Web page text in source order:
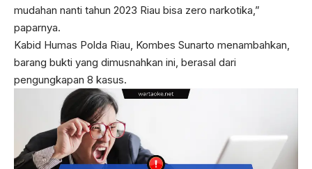
mudahan nanti tahun 2023 Riau bisa zero narkotika,”
paparnya.
Kabid Humas Polda Riau, Kombes Sunarto menambahkan,
barang bukti yang dimusnahkan ini, berasal dari
pengungkapan 8 kasus.